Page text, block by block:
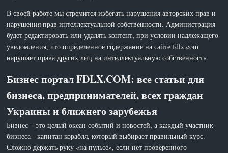
В своей работе мы стремится избегать нарушения авторских прав и
нарушения прав интеллектуальной собственности. Администрация
будет редактировать или удалять контент, при условии надлежащего
уведомления, что определенное содержание на сайте fdlx.com
нарушает права других лиц на интеллектуальную собственность.
Бизнес портал FDLX.COM: все статьи для
бизнеса, предпринимателей, всех граждан
Украины и ближнего зарубежья
Бизнес – это целый океан событий и новостей, а каждый участник
бизнеса - капитан корабля, который выбирает правильный курс.
Сложно держать руку «на пульсе», если нет проверенного